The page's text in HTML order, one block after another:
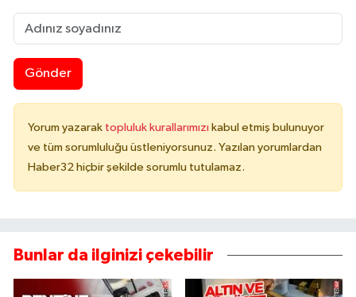
Gönder
Yorum yazarak topluluk kurallarımızı kabul etmiş bulunuyor
ve tüm sorumluluğu üstleniyorsunuz. Yazılan yorumlardan
Haber32 hiçbir şekilde sorumlu tutulamaz.
Bunlar da ilginizi çekebilir